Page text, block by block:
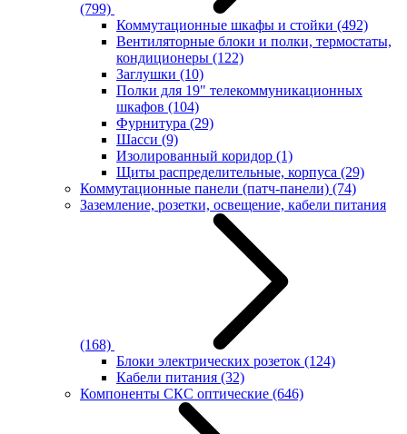
(799)
Коммутационные шкафы и стойки (492)
Вентиляторные блоки и полки, термостаты,
кондиционеры (122)
Заглушки (10)
Полки для 19" телекоммуникационных
шкафов (104)
Фурнитура (29)
Шасси (9)
Изолированный коридор (1)
Щиты распределительные, корпуса (29)
Коммутационные панели (патч-панели) (74)
Заземление, розетки, освещение, кабели питания
(168)
Блоки электрических розеток (124)
Кабели питания (32)
Компоненты СКС оптические (646)